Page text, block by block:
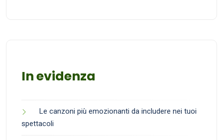
In evidenza
Le canzoni più emozionanti da includere nei tuoi
spettacoli